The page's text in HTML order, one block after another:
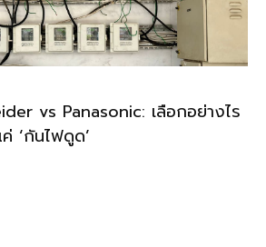
vs Panasonic: เลือกอย่างไร
‘กันไฟดูด’